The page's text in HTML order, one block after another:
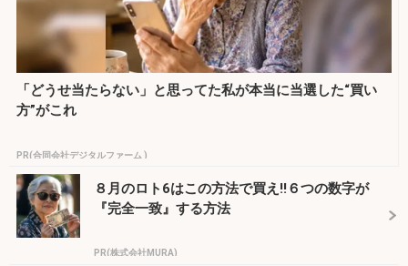
「どうせ当たらない」と思ってた私が本当に当選した“買い
方”がこれ
PR(合同会社デジタルファーム )
８月のロト6はこの方法で買え!!６つの数字が
『完全一致』する方法
PR(株式会社MURA)